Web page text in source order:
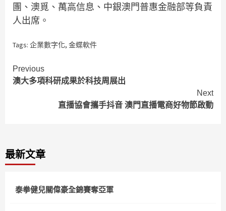
團、澳覓、萬高信息、中銀澳門普惠金融部等負責
人出席。
Tags: 企業數字化, 金蝶軟件
Continue
Reading
Previous
澳大多項科研成果於科技周展出
Next
直播協會攜手抖音 澳門直播電商好物節啟動
最新文章
泰拳健兒關偉豪全錦賽奪亞軍